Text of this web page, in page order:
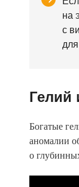
на
с
Гелий
Богатые
аномалии
о